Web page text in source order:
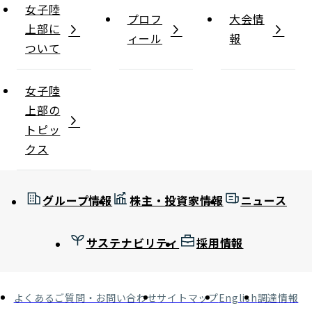
女子陸
上部に
ついて
プロフ
ィール
大会情
報
女子陸
上部の
トピッ
クス
グループ情報 株主・投資家情報 ニュース
サステナビリティ 採用情報
よくあるご質問・お問い合わせサイトマップEnglish調達情報